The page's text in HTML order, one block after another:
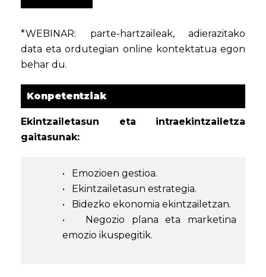
*WEBINAR: parte-hartzaileak, adierazitako
data eta ordutegian online kontektatua egon
behar du.
Konpetentziak
Ekintzailetasun eta intraekintzailetza
gaitasunak:
• Emozioen gestioa.
• Ekintzailetasun estrategia.
• Bidezko ekonomia ekintzailetzan.
• Negozio plana eta marketina
emozio ikuspegitik.